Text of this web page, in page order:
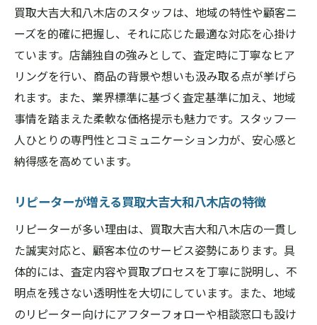
買取大吉大和八木店のスタッフは、地域の特性や顧客ニ
ーズを的確に把握し、それに応じた最適な対応を心掛け
ています。店舗独自の強みとして、査定時に丁寧なヒア
リングを行い、商品の背景や想いも汲み取る点が挙げら
れます。また、業界標準に基づく査定基準に加え、地域
事情を踏まえた柔軟な価格提示も魅力です。スタッフ一
人ひとりの専門性とコミュニケーション力が、安心感と
納得感を高めています。
リピーターが増える買取大吉大和八木店の特徴
リピーターが多い理由は、買取大吉大和八木店の一貫し
た誠実対応と、顧客本位のサービス姿勢にあります。具
体的には、査定内容や買取プロセスを丁寧に説明し、不
明点を残さない透明性を大切にしています。また、地域
のリピーター向けにアフターフォローや相談窓口も設け